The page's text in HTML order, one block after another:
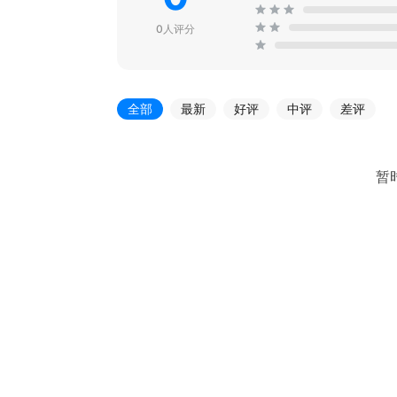
0人评分
全部 最新 好评 中评 差评